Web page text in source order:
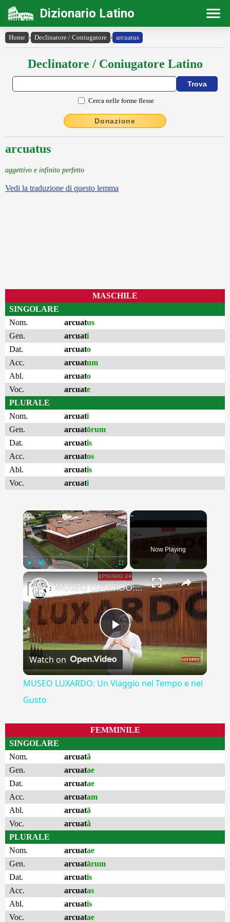
Dizionario Latino
Home › Declinatore / Coniugatore › arcuatus
Declinatore / Coniugatore Latino
Cerca nelle forme flesse
Donazione
arcuatus
aggettivo e infinito perfetto
Vedi la traduzione di questo lemma
MASCHILE
SINGOLARE
Nom.
arcuatus
Gen.
arcuati
Dat.
arcuato
Acc.
arcuatum
Abl.
arcuato
Voc.
arcuate
PLURALE
Nom.
arcuati
Gen.
arcuatōrum
Dat.
arcuatis
Acc.
arcuatos
Abl.
arcuatis
Voc.
arcuati
×
Fullscreen
Now Playing
×
Play
Video
MUSEO LUXARDO: Un Viaggio nel Tempo e nel Gusto
Watch on
MUSEO LUXARDO: Un Viaggio nel Tempo e nel
Gusto
FEMMINILE
SINGOLARE
Nom.
arcuată
Gen.
arcuatae
Dat.
arcuatae
Acc.
arcuatam
Abl.
arcuatā
Voc.
arcuată
PLURALE
Nom.
arcuatae
Gen.
arcuatārum
Dat.
arcuatis
Acc.
arcuatas
Abl.
arcuatis
Voc.
arcuatae